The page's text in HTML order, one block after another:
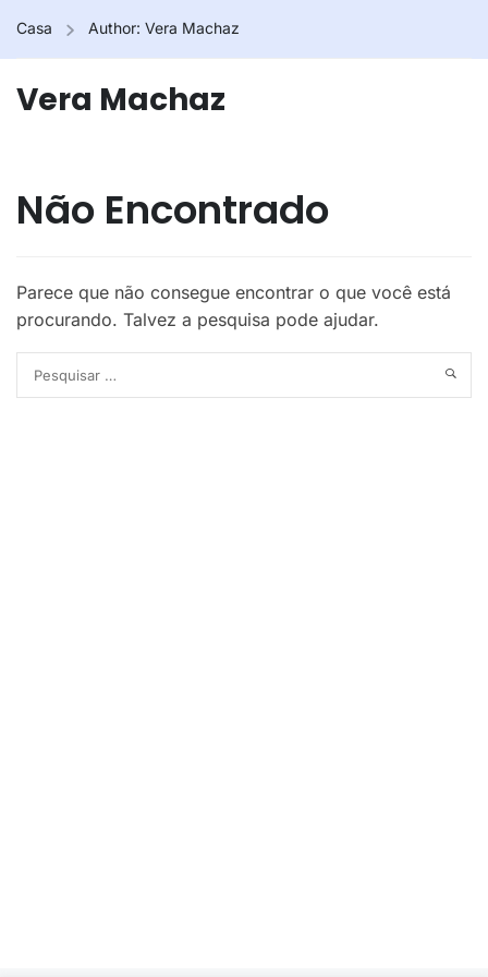
Casa Author: Vera Machaz
Vera Machaz
Não Encontrado
Parece que não consegue encontrar o que você está
procurando. Talvez a pesquisa pode ajudar.